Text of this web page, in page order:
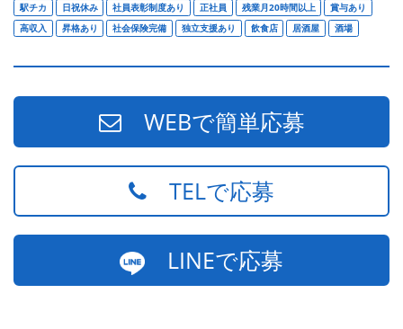
駅チカ
日祝休み 社員表彰制度あり 正社員 残業月20時間以上
賞与あり
高収入
昇格あり 社会保険完備 独立支援あり 飲食店 居酒屋 酒場
WEBで簡単応募
TELで応募
LINEで応募